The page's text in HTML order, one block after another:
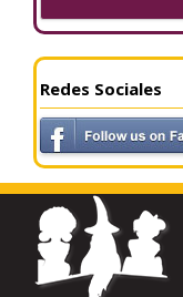
Redes Sociales